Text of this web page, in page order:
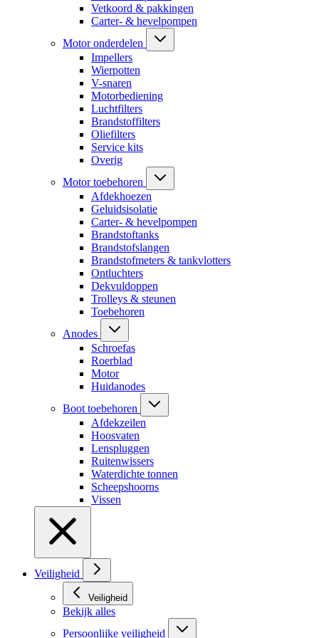
Vetkoord & pakkingen
Carter- & hevelpompen
Motor onderdelen
Impellers
Wierpotten
V-snaren
Motorbediening
Luchtfilters
Brandstoffilters
Oliefilters
Service kits
Overig
Motor toebehoren
Afdekhoezen
Geluidsisolatie
Carter- & hevelpompen
Brandstoftanks
Brandstofslangen
Brandstofmeters & tankvlotters
Ontluchters
Dekvuldoppen
Trolleys & steunen
Toebehoren
Anodes
Schroefas
Roerblad
Motor
Huidanodes
Boot toebehoren
Afdekzeilen
Hoosvaten
Lenspluggen
Ruitenwissers
Waterdichte tonnen
Scheepshoorns
Vissen
Veiligheid
Veiligheid
Bekijk alles
Persoonlijke veiligheid